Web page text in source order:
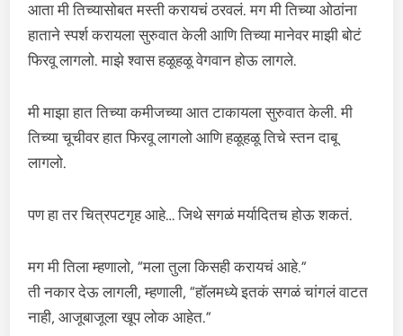
आता मी तिच्यासोबत मस्ती करायचं ठरवलं. मग मी तिच्या ओठांना
हाताने स्पर्श करायला सुरुवात केली आणि तिच्या मानेवर माझी बोटं
फिरवू लागलो. माझे श्वास हळूहळू वेगवान होऊ लागले.
मी माझा हात तिच्या कमीजच्या आत टाकायला सुरुवात केली. मी
तिच्या चूचीवर हात फिरवू लागलो आणि हळूहळू तिचे स्तन दाबू
लागलो.
पण हा तर चित्रपटगृह आहे… जिथे सगळं मर्यादितच होऊ शकतं.
मग मी तिला म्हणालो, “मला तुला किसही करायचं आहे.”
ती नकार देऊ लागली, म्हणाली, “हॉलमध्ये इतकं सगळं चांगलं वाटत
नाही, आजूबाजूला खूप लोक आहेत.”